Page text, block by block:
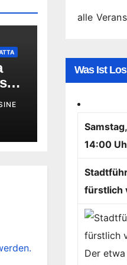
alle
Was Ist
14:00
fürstlich
Der